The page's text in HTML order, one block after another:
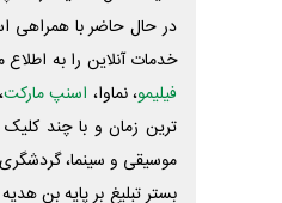
در حال حاضر با همراهی
خدمات آنلاین را به
فیلیمو، نماوا، اسنپ مارکت،
ترین زمان و با چند کلیک
موسیقی و سینما،
بستر تبلیغ بر پایه بن